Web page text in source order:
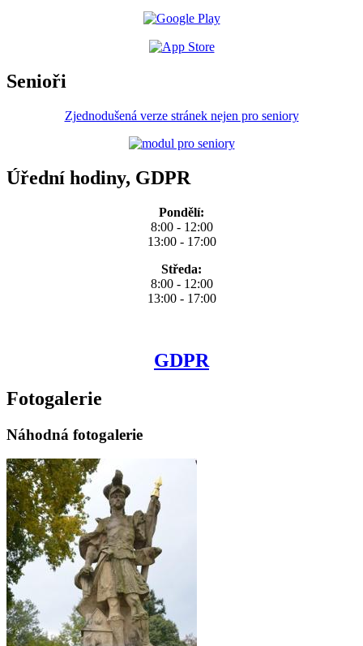
Senioři
Zjednodušená verze stránek nejen pro seniory
Úřední hodiny, GDPR
Pondělí:
8:00 - 12:00
13:00 - 17:00
Středa:
8:00 - 12:00
13:00 - 17:00
GDPR
Fotogalerie
Náhodná fotogalerie